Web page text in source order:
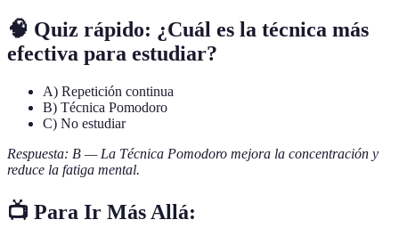
🧠 Quiz rápido: ¿Cuál es la técnica más
efectiva para estudiar?
A) Repetición continua
B) Técnica Pomodoro
C) No estudiar
Respuesta: B — La Técnica Pomodoro mejora la concentración y
reduce la fatiga mental.
📺 Para Ir Más Allá: